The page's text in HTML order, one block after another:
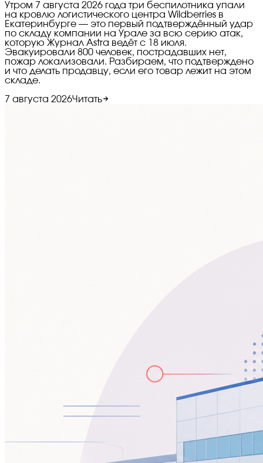
Утром 7 августа 2026 года три беспилотника упали
на кровлю логистического центра Wildberries в
Екатеринбурге — это первый подтверждённый удар
по складу компании на Урале за всю серию атак,
которую Журнал Astra ведёт с 18 июля.
Эвакуировали 800 человек, пострадавших нет,
пожар локализовали. Разбираем, что подтверждено
и что делать продавцу, если его товар лежит на этом
складе.
7 августа 2026Читать